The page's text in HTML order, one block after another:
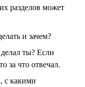
разделов может
и зачем?
ты? Если
за что отвечал.
с какими